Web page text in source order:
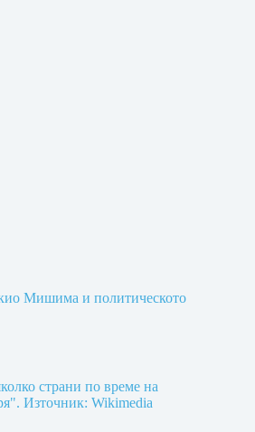
Мишима и политическото